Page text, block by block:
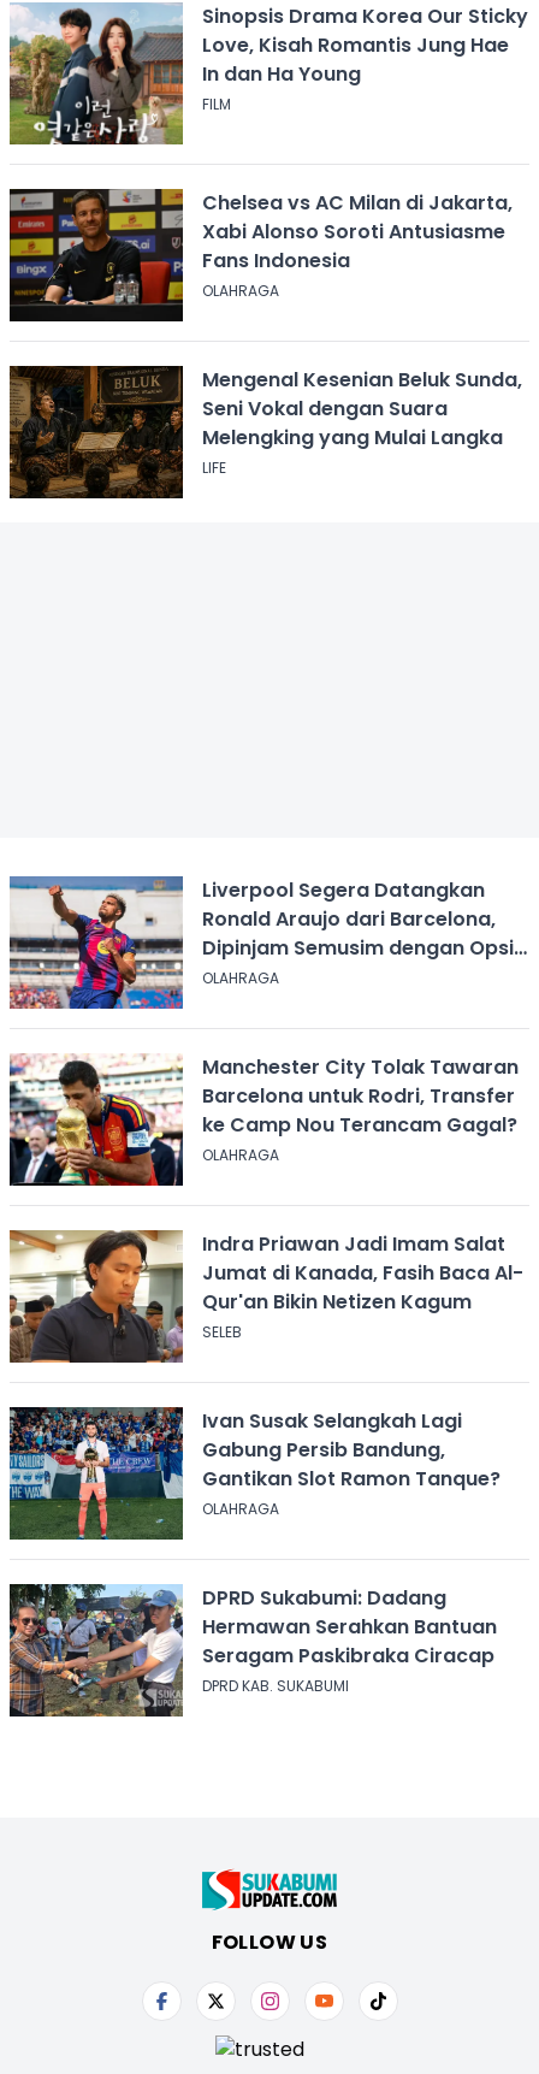
Sinopsis Drama Korea Our Sticky
Love, Kisah Romantis Jung Hae
In dan Ha Young
FILM
Chelsea vs AC Milan di Jakarta,
Xabi Alonso Soroti Antusiasme
Fans Indonesia
OLAHRAGA
Mengenal Kesenian Beluk Sunda,
Seni Vokal dengan Suara
Melengking yang Mulai Langka
LIFE
Liverpool Segera Datangkan
Ronald Araujo dari Barcelona,
Dipinjam Semusim dengan Opsi
Permanen?
OLAHRAGA
Manchester City Tolak Tawaran
Barcelona untuk Rodri, Transfer
ke Camp Nou Terancam Gagal?
OLAHRAGA
Indra Priawan Jadi Imam Salat
Jumat di Kanada, Fasih Baca Al-
Qur'an Bikin Netizen Kagum
SELEB
Ivan Susak Selangkah Lagi
Gabung Persib Bandung,
Gantikan Slot Ramon Tanque?
OLAHRAGA
DPRD Sukabumi: Dadang
Hermawan Serahkan Bantuan
Seragam Paskibraka Ciracap
DPRD KAB. SUKABUMI
FOLLOW US